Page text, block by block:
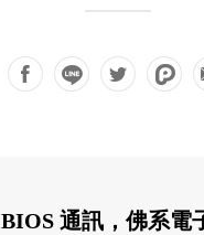
BIOS 通訊，佛系電